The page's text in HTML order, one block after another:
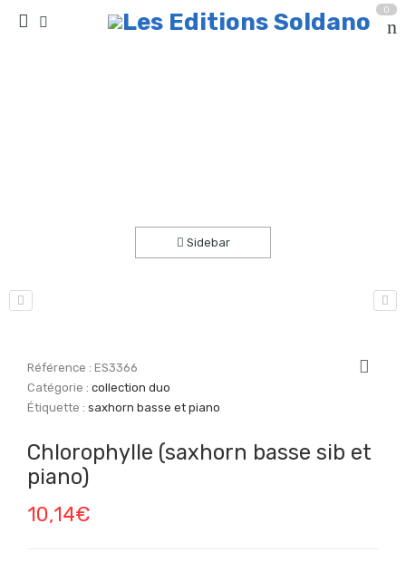
0
Sidebar
Référence :ES3366
Catégorie :collection duo
Étiquette :saxhorn basse et piano
Chlorophylle (saxhorn basse sib et
piano)
10,14€